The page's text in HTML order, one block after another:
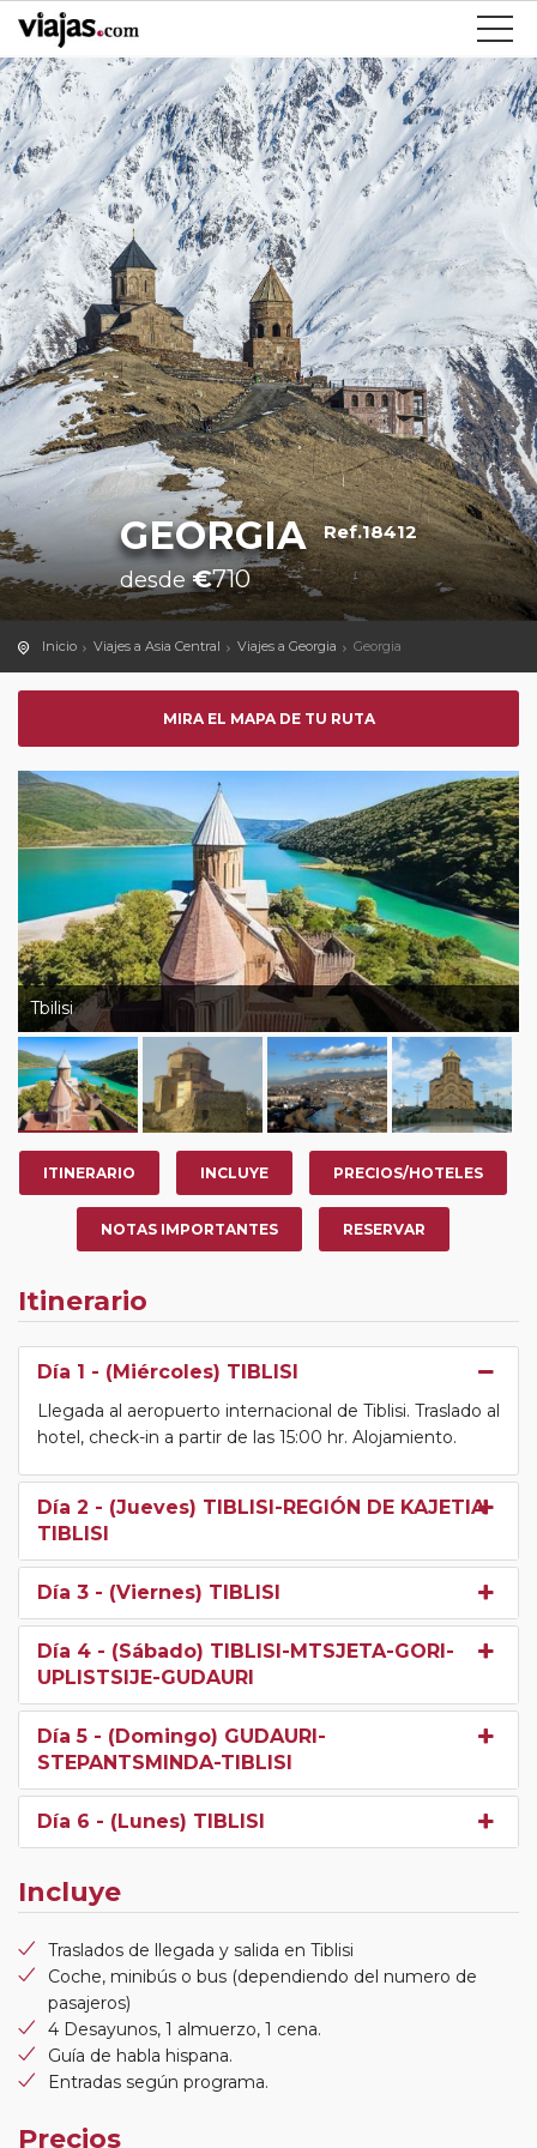
GEORGIA Ref.18412
desde€710
Inicio Viajes a Asia Central Viajes a Georgia Georgia
MIRA EL MAPA DE TU RUTA
Tbilisi
ITINERARIO INCLUYE PRECIOS/HOTELES
NOTAS IMPORTANTES RESERVAR
Itinerario
Día 1 - (Miércoles) TIBLISI
Llegada al aeropuerto internacional de Tiblisi. Traslado al
hotel, check-in a partir de las 15:00 hr. Alojamiento.
Día 2 - (Jueves) TIBLISI-REGIÓN DE KAJETIA-
TIBLISI
Día 3 - (Viernes) TIBLISI
Día 4 - (Sábado) TIBLISI-MTSJETA-GORI-
UPLISTSIJE-GUDAURI
Día 5 - (Domingo) GUDAURI-
STEPANTSMINDA-TIBLISI
Día 6 - (Lunes) TIBLISI
Incluye
Traslados de llegada y salida en Tiblisi
Coche, minibús o bus (dependiendo del numero de
pasajeros)
4 Desayunos, 1 almuerzo, 1 cena.
Guía de habla hispana.
Entradas según programa.
Precios